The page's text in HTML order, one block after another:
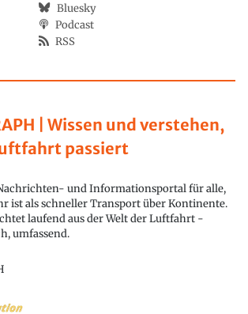
| Wissen und verstehen,
passiert
und Informationsportal für alle,
ist als schneller Transport über Kontinente.
laufend aus der Welt der Luftfahrt -
umfassend.
Bluesky
Podcast
RSS